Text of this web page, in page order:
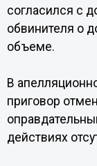
согласился с
обвинителя о
объеме.
В
приговор
действиях